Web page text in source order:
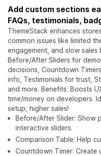
Add custom sections
FAQs, testimonials,
ThemeStack enhances
common issues like limited
engagement, and slow
Before/After Sliders for
decisions, Countdown
info, Testimonials for trust,
and more. Benefits: Boosts
time/money on developers.
setup, higher sales!
Before/After Slider: Show
interactive sliders.
Comparison Table: Help
Countdown Timer: Create